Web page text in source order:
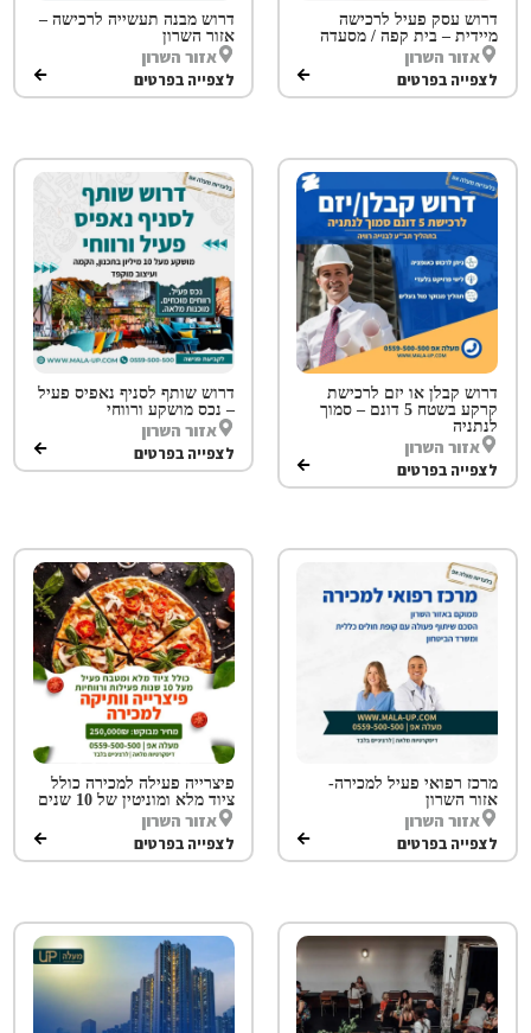
דרוש עסק פעיל לרכישה
מיידית – בית קפה / מסעדה
אזור השרון
לצפייה בפרטים
דרוש מבנה תעשייה לרכישה –
אזור השרון
אזור השרון
לצפייה בפרטים
דרוש קבלן או יזם לרכישת
קרקע בשטח 5 דונם – סמוך
לנתניה
אזור השרון
לצפייה בפרטים
דרוש שותף לסניף נאפיס פעיל
– נכס מושקע ורווחי
אזור השרון
לצפייה בפרטים
מרכז רפואי פעיל למכירה-
אזור השרון
אזור השרון
לצפייה בפרטים
פיצרייה פעילה למכירה כולל
ציוד מלא ומוניטין של 10 שנים
אזור השרון
לצפייה בפרטים